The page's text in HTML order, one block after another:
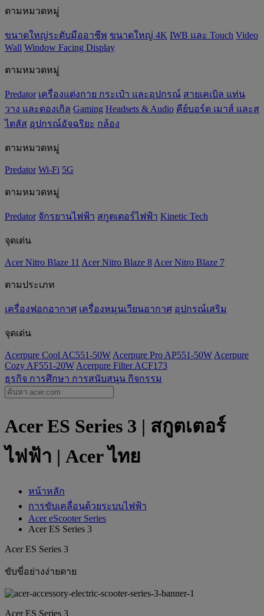
ตามหมวดหมู่
ขนาดใหญ่ระดับมืออาชีพ ขนาดใหญ่ 4K IWB และ Touch Video
Wall Window Facing Display
ตามหมวดหมู่
Predator เครื่องแต่งกาย กระเป๋า และอุปกรณ์ สายเคเบิล แท่น
วาง และดองเกิล Gaming ‌Headsets & Audio คีย์บอร์ด เมาส์ และส
ไตลัส อุปกรณ์อัจฉริยะ กล้อง
ตามหมวดหมู่
Predator Wi-Fi 5G
ตามหมวดหมู่
Predator จักรยานไฟฟ้า สกูตเตอร์ไฟฟ้า Kinetic Tech
จุดเด่น
Acer Nitro Blaze 11 Acer Nitro Blaze 8 Acer Nitro Blaze 7
ตามประเภท
เครื่องฟอกอากาศ เครื่องหมุนเวียนอากาศ อุปกรณ์เสริม
จุดเด่น
Acerpure Cool AC551-50W Acerpure Pro AP551-50W Acerpure
Cozy AF551-20W Acerpure Filter ACF173
ธุรกิจ การศึกษา การสนับสนุน กิจกรรม
Acer ES Series 3 | สกูตเตอร์
ไฟฟ้า | Acer ไทย
หน้าหลัก
การขับเคลื่อนด้วยระบบไฟฟ้า
Acer eScooter Series
Acer ES Series 3
Acer ES Series 3
ขับขี่อย่างง่ายดาย
Acer ES Series 3